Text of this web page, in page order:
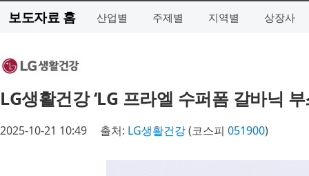
보도자료 홈 산업별 주제별 지역별 상장사
LG생활건강 ‘LG 프라엘 수퍼폼 갈바닉
2025-10-21 10:49 출처: LG생활건강(코스피 051900)